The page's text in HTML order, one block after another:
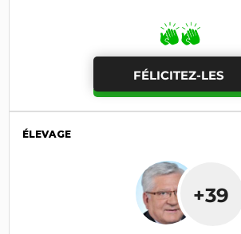
FÉLICITEZ-LES
ÉLEVAGE
+39